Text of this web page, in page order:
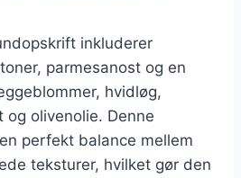
inkluderer
parmesanost og en
hvidløg,
og olivenolie. Denne
perfekt balance mellem
teksturer, hvilket gør den